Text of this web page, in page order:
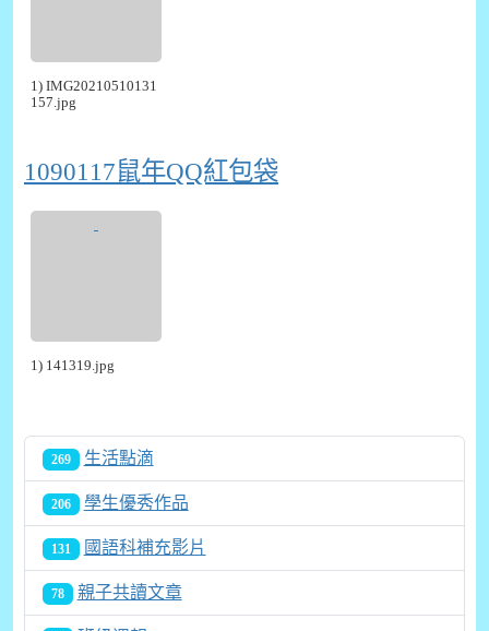
1) IMG20210510131
157.jpg
1090117鼠年QQ紅包袋
1) 141319.jpg
269 生活點滴
206 學生優秀作品
131 國語科補充影片
78 親子共讀文章